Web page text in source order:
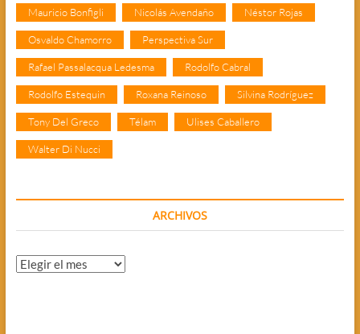
Mauricio Bonfigli Nicolás Avendaño Néstor Rojas
Osvaldo Chamorro Perspectiva Sur
Rafael Passalacqua Ledesma Rodolfo Cabral
Rodolfo Estequin Roxana Reinoso Silvina Rodríguez
Tony Del Greco Télam Ulises Caballero
Walter Di Nucci
ARCHIVOS
Archivos